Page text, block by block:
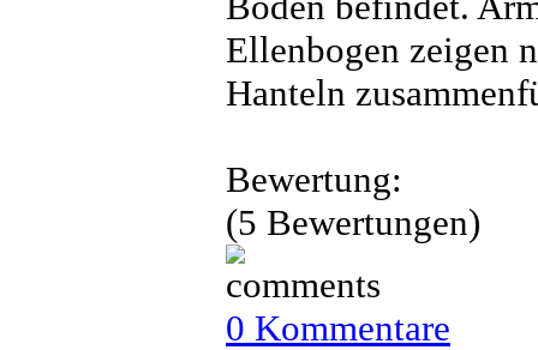
Ellenbogen zeigen
Hanteln
Bewertung:
(5 Bewertungen)
0 Kommentare